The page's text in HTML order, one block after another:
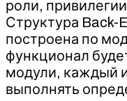
роли,
Структура Back-
построена по
функционал
модули, каждый
выполнять